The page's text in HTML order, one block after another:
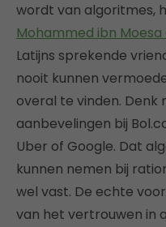
wordt van algoritmes,
Mohammed ibn
Latijns sprekende
nooit kunnen
overal te vinden. Denk
aanbevelingen bij
Uber of Google. Dat
kunnen nemen bij
wel vast. De echte
van het vertrouwen in